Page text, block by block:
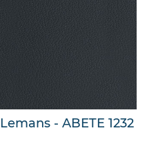
Lemans - ABETE 1232